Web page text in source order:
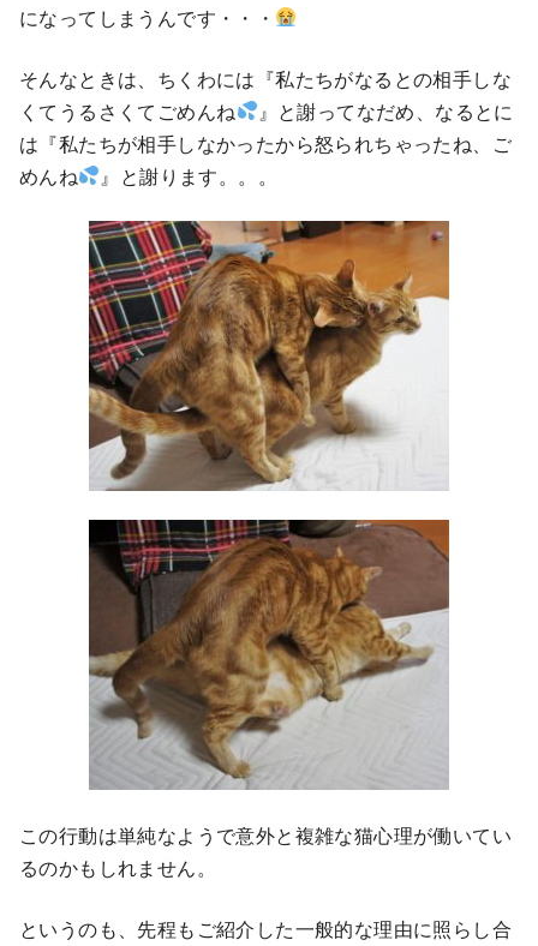
になってしまうんです・・・
そんなときは、ちくわには『私たちがなるとの相手しな
くてうるさくてごめんね
』と謝ってなだめ、なるとに
は『私たちが相手しなかったから怒られちゃったね、ご
めんね
』と謝ります。。。
この行動は単純なようで意外と複雑な猫心理が働いてい
るのかもしれません。
というのも、先程もご紹介した一般的な理由に照らし合